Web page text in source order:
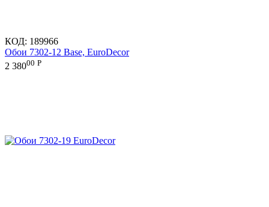
КОД: 189966
Обои 7302-12 Base, EuroDecor
2 38000 Р